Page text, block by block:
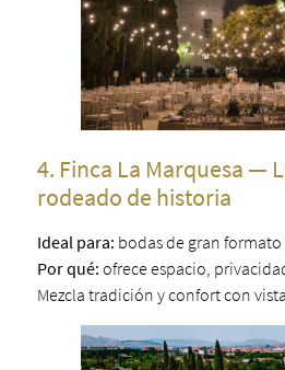
4. Finca La Marquesa —
rodeado de historia
Ideal para: bodas de gran
Por qué: ofrece espacio,
Mezcla tradición y confort con